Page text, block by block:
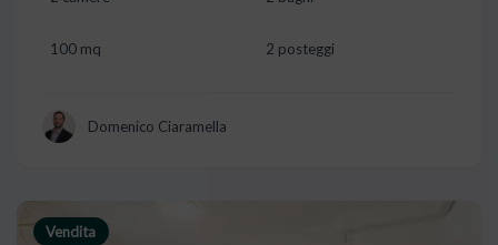
100 mq 2 posteggi
Domenico Ciaramella
Vendita